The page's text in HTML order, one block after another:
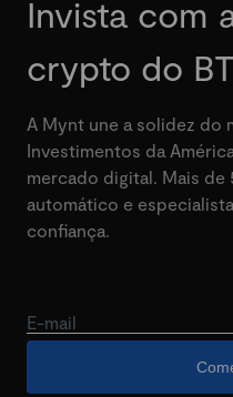
Invista com
crypto do
A Mynt une a solidez do
Investimentos da
mercado digital. Mais de
automático e
confiança.
E-mail